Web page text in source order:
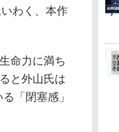
わく、本作
命力に満ち
と外山氏は
「閉塞感」